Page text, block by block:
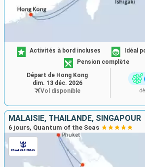
Activités à bord incluses
Idéal
Pension complète
Départ de Hong Kong
dim. 13 déc. 2026
Vol disponible
MALAISIE, THAÏLANDE, SINGAPOUR
6 jours, Quantum of the Seas